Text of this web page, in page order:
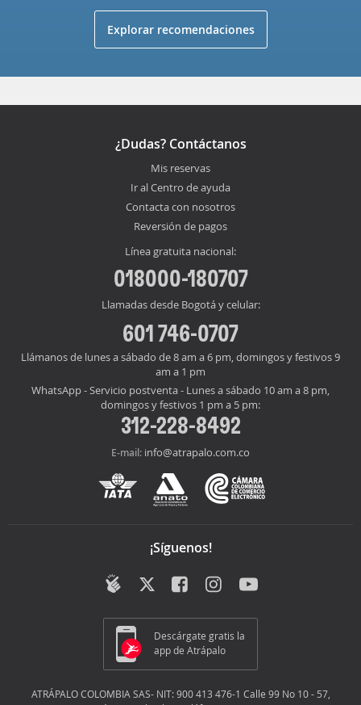
Explorar recomendaciones
¿Dudas? Contáctanos
Mis reservas
Ir al Centro de ayuda
Contacta con nosotros
Reversión de pagos
Línea gratuita nacional:
018000-180707
Llamadas desde Bogotá y celular:
601 746-0707
Llámanos de lunes a sábado de 8 am a 6 pm, domingos y festivos 9
am a 1 pm
WhatsApp - Servicio postventa - Lunes a sábado 10 am a 8 pm,
domingos y festivos 1 pm a 5 pm:
312-228-8492
E-mail: info@atrapalo.com.co
¡Síguenos!
Descárgate gratis la
app de Atrápalo
ATRÁPALO COLOMBIA SAS- NIT: 900 413 476-1 Calle 99 No 10 - 57,